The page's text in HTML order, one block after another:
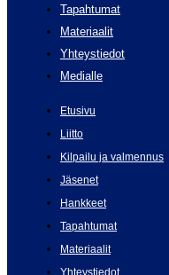
Tapahtumat
Materiaalit
Yhteystiedot
Medialle
Etusivu
Liitto
Kilpailu ja valmennus
Jäsenet
Hankkeet
Tapahtumat
Materiaalit
Yhteystiedot